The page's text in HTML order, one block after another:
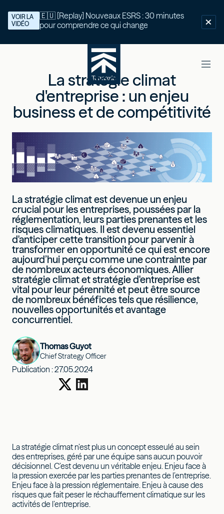
🇪🇺 [Replay] Nouveaux ESRS : 30 minutes
pour comprendre ce qui change
VOIR LA
VIDÉO
La stratégie climat
d'entreprise : un enjeu
business et de compétitivité
La stratégie climat est devenue un enjeu
crucial pour les entreprises, poussées par la
réglementation, leurs parties prenantes et les
risques climatiques. Il est devenu essentiel
d'anticiper cette transition pour parvenir à
transformer en opportunité ce qui est encore
aujourd’hui perçu comme une contrainte par
de nombreux acteurs économiques. Allier
stratégie climat et stratégie d'entreprise est
vital pour leur pérennité et peut être source
de nombreux bénéfices tels que résilience,
nouvelles opportunités et avantage
concurrentiel.
Thomas Guyot
Chief Strategy Officer
Publication :27.05.2024
La stratégie climat n’est plus un concept esseulé au sein
des entreprises, géré par une équipe sans aucun pouvoir
décisionnel. C’est devenu un véritable enjeu. Enjeu face à
la pression exercée par les parties prenantes de l’entreprise.
Enjeu face à la pression réglementaire. Enjeu à cause des
risques que fait peser le réchauffement climatique sur les
activités de l’entreprise.